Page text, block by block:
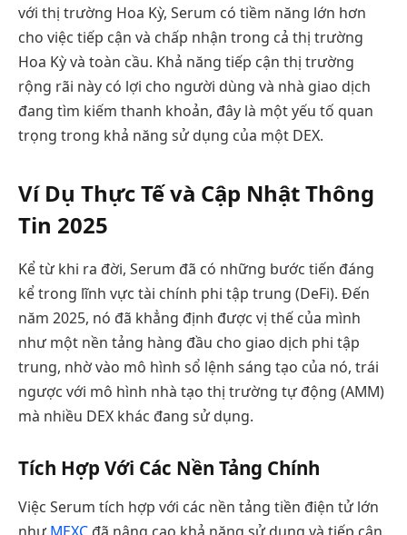
với thị trường Hoa Kỳ, Serum có tiềm năng lớn hơn
cho việc tiếp cận và chấp nhận trong cả thị trường
Hoa Kỳ và toàn cầu. Khả năng tiếp cận thị trường
rộng rãi này có lợi cho người dùng và nhà giao dịch
đang tìm kiếm thanh khoản, đây là một yếu tố quan
trọng trong khả năng sử dụng của một DEX.
Ví Dụ Thực Tế và Cập Nhật Thông
Tin 2025
Kể từ khi ra đời, Serum đã có những bước tiến đáng
kể trong lĩnh vực tài chính phi tập trung (DeFi). Đến
năm 2025, nó đã khẳng định được vị thế của mình
như một nền tảng hàng đầu cho giao dịch phi tập
trung, nhờ vào mô hình sổ lệnh sáng tạo của nó, trái
ngược với mô hình nhà tạo thị trường tự động (AMM)
mà nhiều DEX khác đang sử dụng.
Tích Hợp Với Các Nền Tảng Chính
Việc Serum tích hợp với các nền tảng tiền điện tử lớn